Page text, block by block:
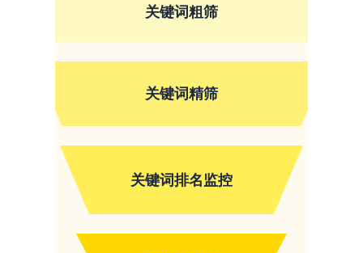
关键词粗筛
关键词精筛
关键词排名监控